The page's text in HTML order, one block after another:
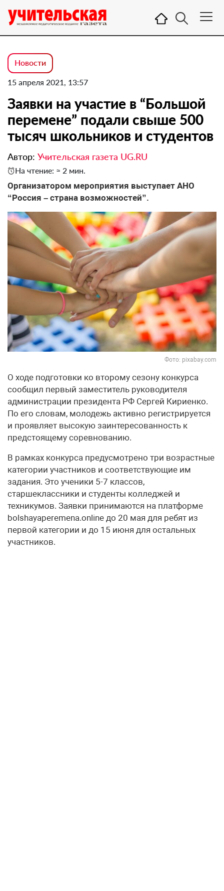
Новости
15 апреля 2021, 13:57
Заявки на участие в “Большой
перемене” подали свыше 500
тысяч школьников и студентов
Автор: Учительская газета UG.RU
На чтение: ≈ 2 мин.
Организатором мероприятия выступает АНО
“Россия – страна возможностей”.
Фото: pixabay.com
О ходе подготовки ко второму сезону конкурса
сообщил первый заместитель руководителя
администрации президента РФ Сергей Кириенко.
По его словам, молодежь активно регистрируется
и проявляет высокую заинтересованность к
предстоящему соревнованию.
В рамках конкурса предусмотрено три возрастные
категории участников и соответствующие им
задания. Это ученики 5-7 классов,
старшеклассники и студенты колледжей и
техникумов. Заявки принимаются на платформе
bolshayaperemena.online до 20 мая для ребят из
первой категории и до 15 июня для остальных
участников.